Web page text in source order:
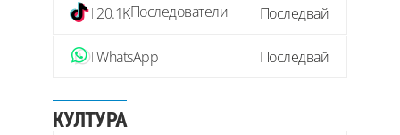
20.1KПоследователи Последвай
WhatsApp Последвай
КУЛТУРА